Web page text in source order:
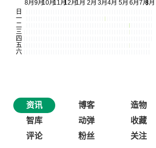
资讯 博客
造物
智库
动弹
收藏
评论
粉丝 关注